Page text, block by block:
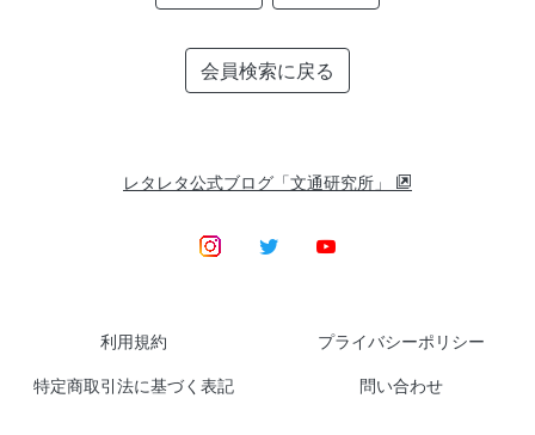
会員検索に戻る
レタレタ公式ブログ「文通研究所」
利用規約 プライバシーポリシー
特定商取引法に基づく表記 問い合わせ